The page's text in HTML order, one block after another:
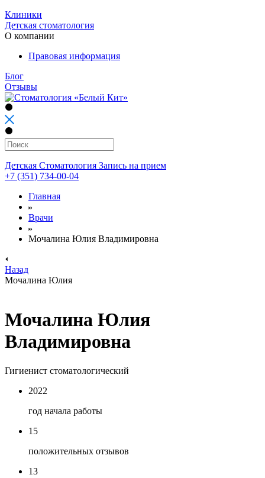
Клиники
Детская стоматология
О компании
Правовая информация
Блог
Отзывы
Детская Стоматология Запись на прием
+7 (351) 734-00-04
Главная
Врачи
Мочалина Юлия Владимировна
Назад
Мочалина Юлия
Мочалина Юлия
Владимировна
Гигиенист стоматологический
2022
год начала работы
15
положительных отзывов
13